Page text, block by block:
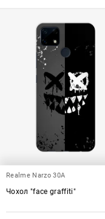
Realme Narzo 30A
Чохол "face graffiti"